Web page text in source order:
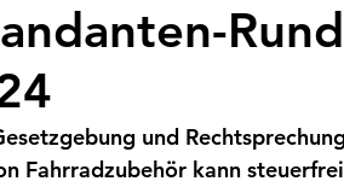
und
Fahrradzubehör kann